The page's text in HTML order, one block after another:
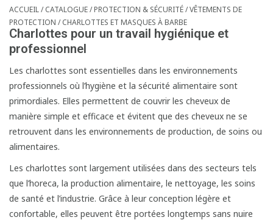
Blog
ACCUEIL/CATALOGUE/PROTECTION & SÉCURITÉ/VÊTEMENTS DE
PROTECTION /CHARLOTTES ET MASQUES À BARBE
Charlottes pour un travail hygiénique et
professionnel
Les charlottes sont essentielles dans les environnements
professionnels où l’hygiène et la sécurité alimentaire sont
primordiales. Elles permettent de couvrir les cheveux de
manière simple et efficace et évitent que des cheveux ne se
retrouvent dans les environnements de production, de soins ou
alimentaires.
Les charlottes sont largement utilisées dans des secteurs tels
que l’horeca, la production alimentaire, le nettoyage, les soins
de santé et l’industrie. Grâce à leur conception légère et
confortable, elles peuvent être portées longtemps sans nuire